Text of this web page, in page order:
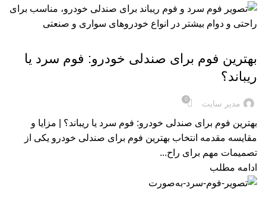
بهترین فوم برای صندلی خودرو: فوم سرد یا
ریباند؟
مدیر سایت 0
بهترین فوم برای صندلی خودرو: فوم سرد یا ریباند؟ | مزایا و
مقایسه مقدمه انتخاب بهترین فوم برای صندلی خودرو یکی از
تصمیمات مهم برای راح...
ادامه مطلب